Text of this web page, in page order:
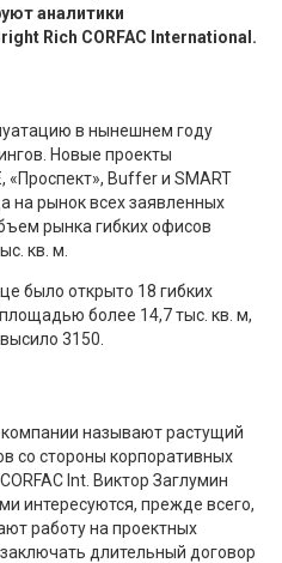
аналитики
Rich CORFAC International.
в нынешнем году
Новые проекты
«Проспект», Buffer и SMART
на рынок всех заявленных
рынка гибких офисов
кв. м.
было открыто 18 гибких
более 14,7 тыс. кв. м,
3150.
называют растущий
со стороны корпоративных
Int. Виктор Заглумин
интересуются, прежде всего,
работу на проектных
длительный договор